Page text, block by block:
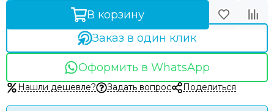
В корзину
Заказ в один клик
Оформить в WhatsApp
Нашли дешевле? Задать вопрос Поделиться